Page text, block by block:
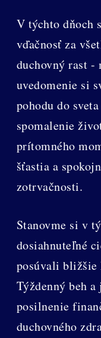
V týchto dňoch
vďačnosť za
duchovný rast
uvedomenie si
pohodu do
spomalenie
prítomného
šťastia a
zotrvačnosti.
Stanovme si v
dosiahnuteľné
posúvali bližšie
Týždenný beh
posilnenie
duchovného